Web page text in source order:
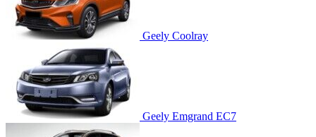
Geely Coolray
Geely Emgrand EC7